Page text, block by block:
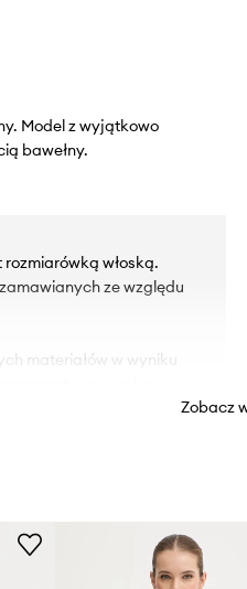
Model z wyjątkowo
bawełny.
włoską.
ze względu
materiałów w wyniku
Zobacz